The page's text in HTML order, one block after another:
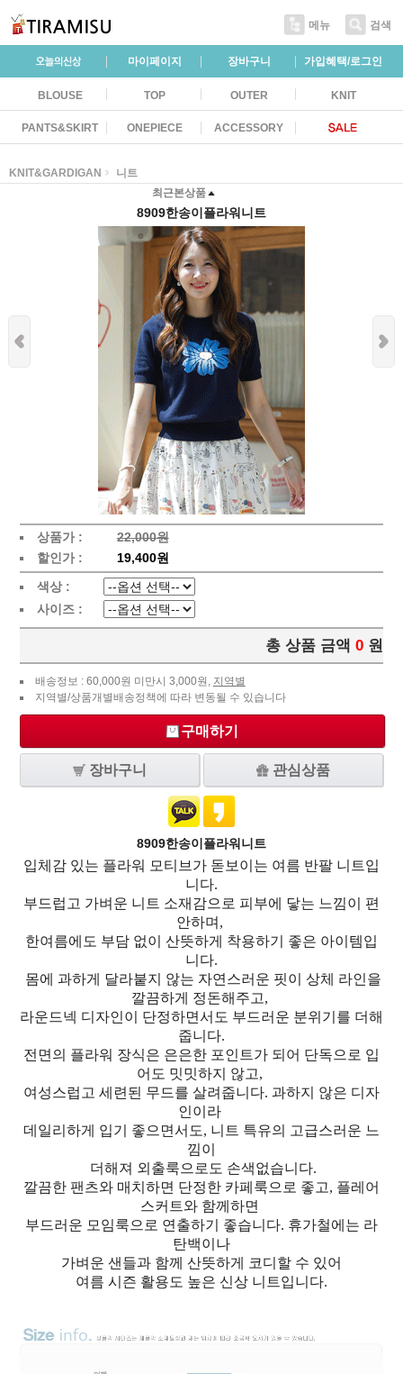
메뉴 검색
마이페이지 장바구니 가입혜택/로그인
BLOUSE TOP OUTER KNIT
PANTS&SKIRT ONEPIECE ACCESSORY
KNIT&GARDIGAN
니트
최근본상품
8909한송이플라워니트
상품가 :
22,000원
할인가 :
19,400원
색상 :
사이즈 :
총 상품 금액 0 원
배송정보 : 60,000원 미만시 3,000원, 지역별
지역별/상품개별배송정책에 따라 변동될 수 있습니다
구매하기
장바구니 관심상품
8909한송이플라워니트
입체감 있는 플라워 모티브가 돋보이는 여름 반팔 니트입
니다.
부드럽고 가벼운 니트 소재감으로 피부에 닿는 느낌이 편
안하며,
한여름에도 부담 없이 산뜻하게 착용하기 좋은 아이템입
니다.
몸에 과하게 달라붙지 않는 자연스러운 핏이 상체 라인을
깔끔하게 정돈해주고,
라운드넥 디자인이 단정하면서도 부드러운 분위기를 더해
줍니다.
전면의 플라워 장식은 은은한 포인트가 되어 단독으로 입
어도 밋밋하지 않고,
여성스럽고 세련된 무드를 살려줍니다. 과하지 않은 디자
인이라
데일리하게 입기 좋으면서도, 니트 특유의 고급스러운 느
낌이
더해져 외출룩으로도 손색없습니다.
깔끔한 팬츠와 매치하면 단정한 카페룩으로 좋고, 플레어
스커트와 함께하면
부드러운 모임룩으로 연출하기 좋습니다. 휴가철에는 라
탄백이나
가벼운 샌들과 함께 산뜻하게 코디할 수 있어
여름 시즌 활용도 높은 신상 니트입니다.